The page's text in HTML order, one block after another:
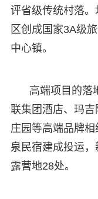
评省级传统村落
区创成国家3A级
中心镇。
高端项目的落
联集团酒店、玛
庄园等高端品牌相
泉民宿建成投运，
露营地28处。